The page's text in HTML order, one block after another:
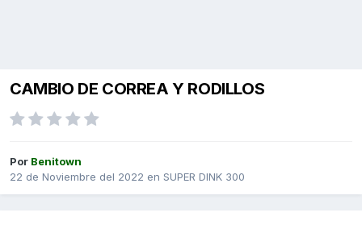
CAMBIO DE CORREA Y RODILLOS
Por Benitown
22 de Noviembre del 2022 en SUPER DINK 300